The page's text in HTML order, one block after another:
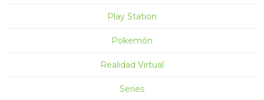
Play Station
Pokemón
Realidad Virtual
Series